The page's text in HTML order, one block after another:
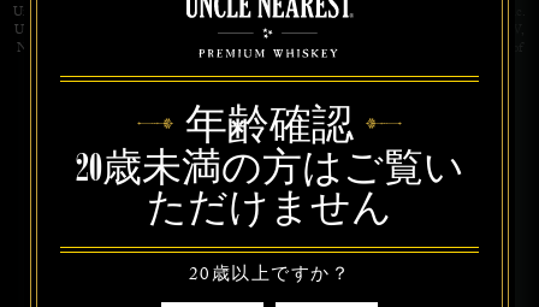
Uncle Nearest Premium Whiskey is wholly and independently owned by Uncle Nearest, Inc.
UNCLE NEAREST, THE BEST WHISKEY MAKER THE WORLD NEVER KNEW,
NATHAN GREEN, NEAREST GREEN, and DRINK HONORABLY are trademarks of
年齢確認
20歳未満の方はご覧い
ただけません
20歳以上ですか？